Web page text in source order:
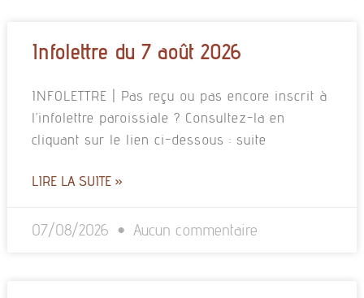
Infolettre du 7 août 2026
INFOLETTRE | Pas reçu ou pas encore inscrit à
l’infolettre paroissiale ? Consultez-la en
cliquant sur le lien ci-dessous : suite
LIRE LA SUITE »
07/08/2026 Aucun commentaire